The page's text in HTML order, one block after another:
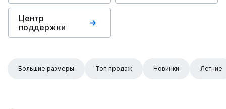
Центр
поддержки
Большие размеры Топ продаж Новинки Летние